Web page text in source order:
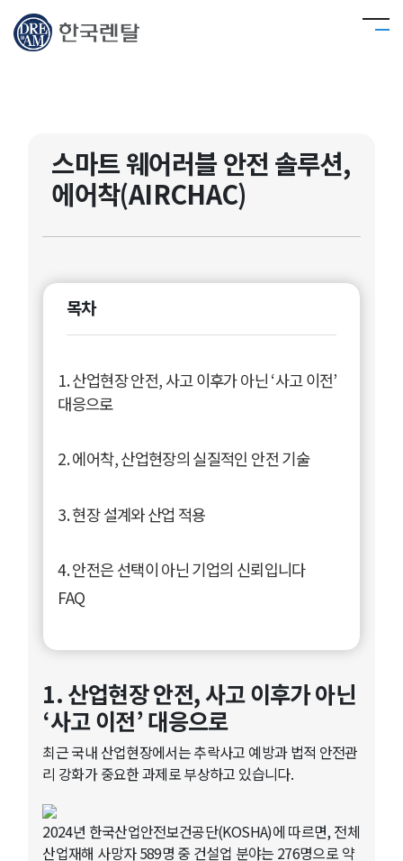
스마트 웨어러블 안전 솔루션,
에어착(AIRCHAC)
목차
1. 산업현장 안전, 사고 이후가 아닌 ‘사고 이전’
대응으로
2. 에어착, 산업현장의 실질적인 안전 기술
3. 현장 설계와 산업 적용
4. 안전은 선택이 아닌 기업의 신뢰입니다
FAQ
1. 산업현장 안전, 사고 이후가 아닌
‘사고 이전’ 대응으로
최근 국내 산업현장에서는 추락사고 예방과 법적 안전관
리 강화가 중요한 과제로 부상하고 있습니다.
2024년 한국산업안전보건공단(KOSHA)에 따르면, 전체
산업재해 사망자 589명 중 건설업 분야는 276명으로 약